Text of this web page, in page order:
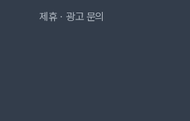
제휴ㆍ광고 문의